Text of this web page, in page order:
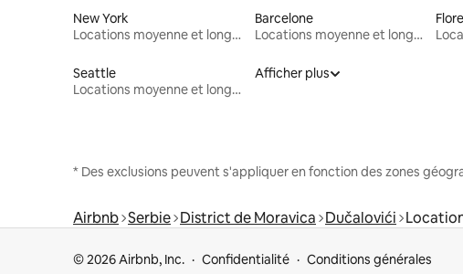
New York
Locations moyenne et longue durée
Barcelone
Locations moyenne et longue durée
Seattle
Locations moyenne et longue durée
Afficher plus
* Des exclusions peuvent s'appliquer en fonction des zones
Airbnb Serbie District de Moravica Dučalovići
© 2026 Airbnb, Inc. Confidentialité Conditions générales